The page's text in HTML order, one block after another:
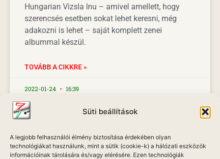
Süti beállítások
A legjobb felhasználói élmény biztosítása érdekében olyan
technológiákat használunk, mint a sütik (cookie-k) a hálózati eszközök
információinak tárolására és/vagy elérésére. Ezen technológiák
Hungarian Vizsla Inu – amivel amellett, hogy
szerencsés esetben sokat lehet keresni, még
adakozni is lehet – saját komplett zenei
albummal készül.
TOVÁBB A CIKKRE »
2022-01-24 16:39